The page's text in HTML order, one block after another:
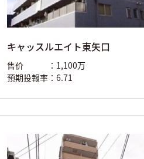
キャッスルエイト東矢口
售价
1,100万
預期投報率
6.71